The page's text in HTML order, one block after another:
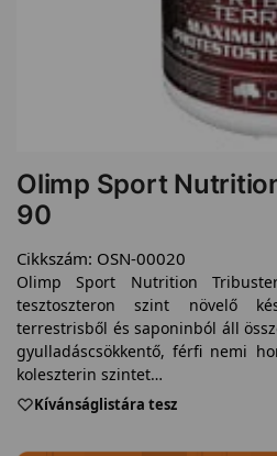
Olimp Sport
90
Cikkszám: OSN-00020
Olimp Sport Nutrition
tesztoszteron szint növelő
terrestrisből és saponinból áll
gyulladáscsökkentő, férfi nemi
koleszterin szintet…
Kívánságlistára tesz